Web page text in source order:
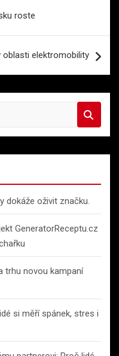
roste
oblasti elektromobility
dokáže oživit značku.
GeneratorReceptu.cz
trhu novou kampaní
si měří spánek, stres i